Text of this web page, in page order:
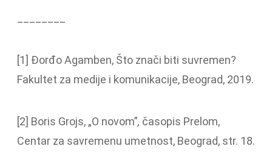
[1] Đorđo Agamben, Što znači biti suvremen?
Fakultet za medije i komunikacije, Beograd, 2019.
[2] Boris Grojs, „O novom”, časopis Prelom,
Centar za savremenu umetnost, Beograd, str. 18.